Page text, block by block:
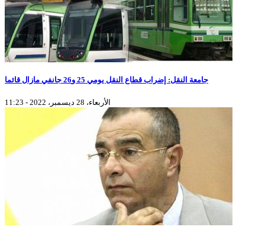
جامعة النقل: إضراب قطاع النقل يومي 25 و26 جانفي مازال قائما
الأربعاء، 28 ديسمبر، 2022 - 11:23